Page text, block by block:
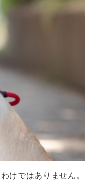
けではありません。